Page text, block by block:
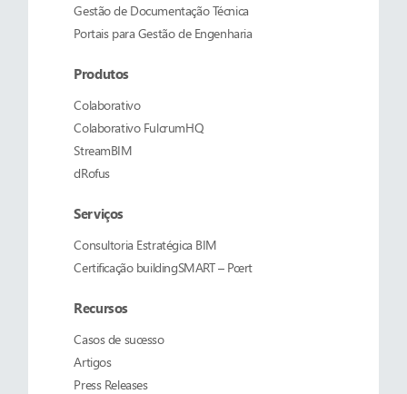
Gestão de Documentação Técnica
Portais para Gestão de Engenharia
Produtos
Colaborativo
Colaborativo FulcrumHQ
StreamBIM
dRofus
Serviços
Consultoria Estratégica BIM
Certificação buildingSMART – Pcert
Recursos
Casos de sucesso
Artigos
Press Releases